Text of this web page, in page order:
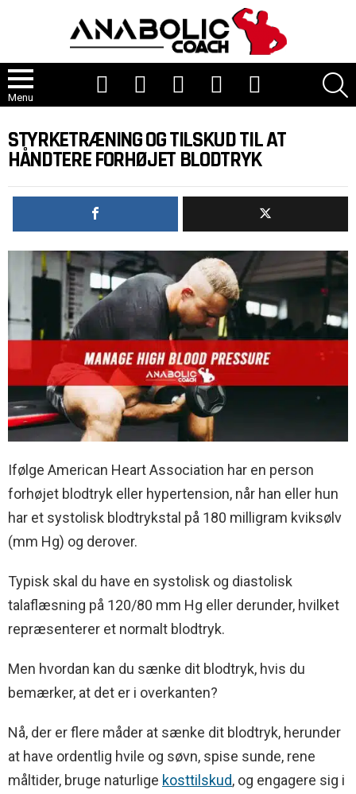
Menu
STYRKETRÆNING OG TILSKUD TIL AT
HÅNDTERE FORHØJET BLODTRYK
Ifølge American Heart Association har en person
forhøjet blodtryk eller hypertension, når han eller hun
har et systolisk blodtrykstal på 180 milligram kviksølv
(mm Hg) og derover.
Typisk skal du have en systolisk og diastolisk
talaflæsning på 120/80 mm Hg eller derunder, hvilket
repræsenterer et normalt blodtryk.
Men hvordan kan du sænke dit blodtryk, hvis du
bemærker, at det er i overkanten?
Nå, der er flere måder at sænke dit blodtryk, herunder
at have ordentlig hvile og søvn, spise sunde, rene
måltider, bruge naturlige kosttilskud, og engagere sig i